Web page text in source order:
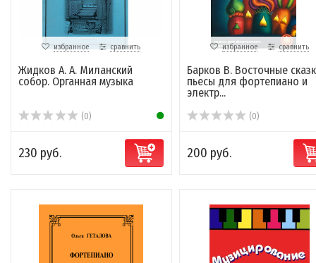
избранное сравнить
Жидков А. А. Миланский
собор. Органная музыка
(0)
230 руб.
избранное сравнить
Барков В. Восточные
пьесы для фортепиано и
электр...
(0)
200 руб.